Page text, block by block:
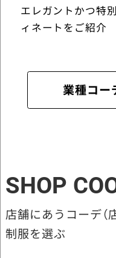
エレガントかつ特
ィネートをご紹介
業種コー
SHOP
店舗にあうコーデ（
制服を選ぶ